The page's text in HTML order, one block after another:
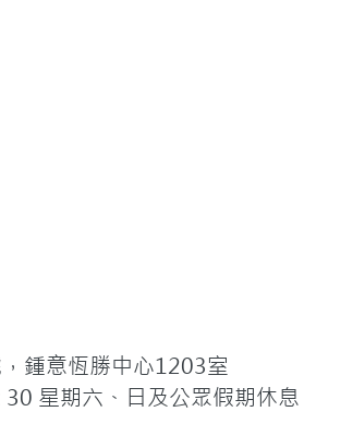
意恆勝中心1203室
星期六、日及公眾假期休息